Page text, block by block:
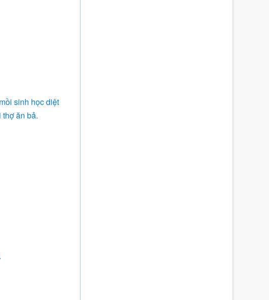
sinh học diệt
ăn bả.